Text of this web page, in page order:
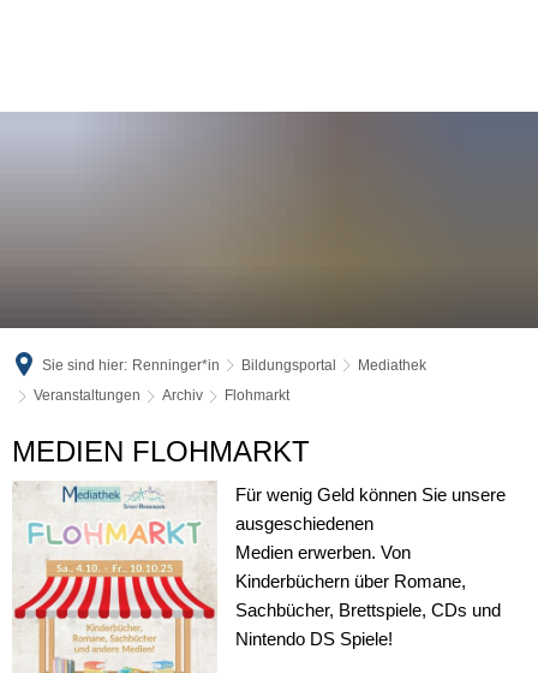
Sie sind hier: Renninger*in Bildungsportal
Mediathek
Veranstaltungen
Archiv Flohmarkt
Flohmarkt
MEDIEN FLOHMARKT
Für wenig Geld können Sie unsere
ausgeschiedenen
Medien erwerben. Von
Kinderbüchern über Romane,
Sachbücher, Brettspiele, CDs und
Nintendo DS Spiele!